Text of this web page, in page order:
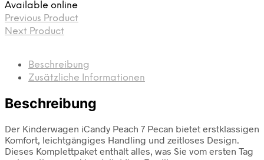
Available online
Previous Product
Next Product
Beschreibung
Zusätzliche Informationen
Beschreibung
Der Kinderwagen iCandy Peach 7 Pecan bietet erstklassigen
Komfort, leichtgängiges Handling und zeitloses Design.
Dieses Komplettpaket enthält alles, was Sie vom ersten Tag